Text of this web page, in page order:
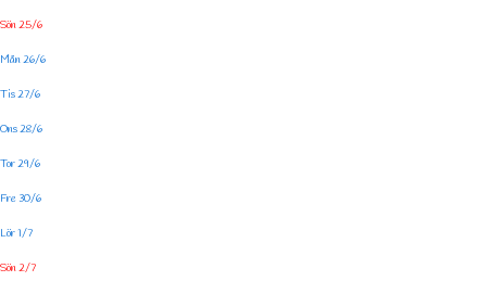
Sön 25/6
Mån 26/6
Tis 27/6
Ons 28/6
Tor 29/6
Fre 30/6
Lör 1/7
Sön 2/7